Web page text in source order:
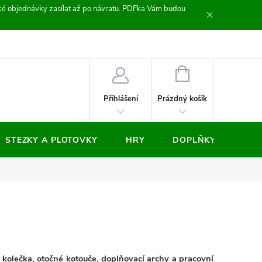
objednávky zasílat až po návratu. PDFka Vám budou
Přihlášení
NÁKUPNÍ
Prázdný košík
STEZKY A PLOTOVKY HRY DOPLŇKY
otočné kotouče, doplňovací archy a pracovní